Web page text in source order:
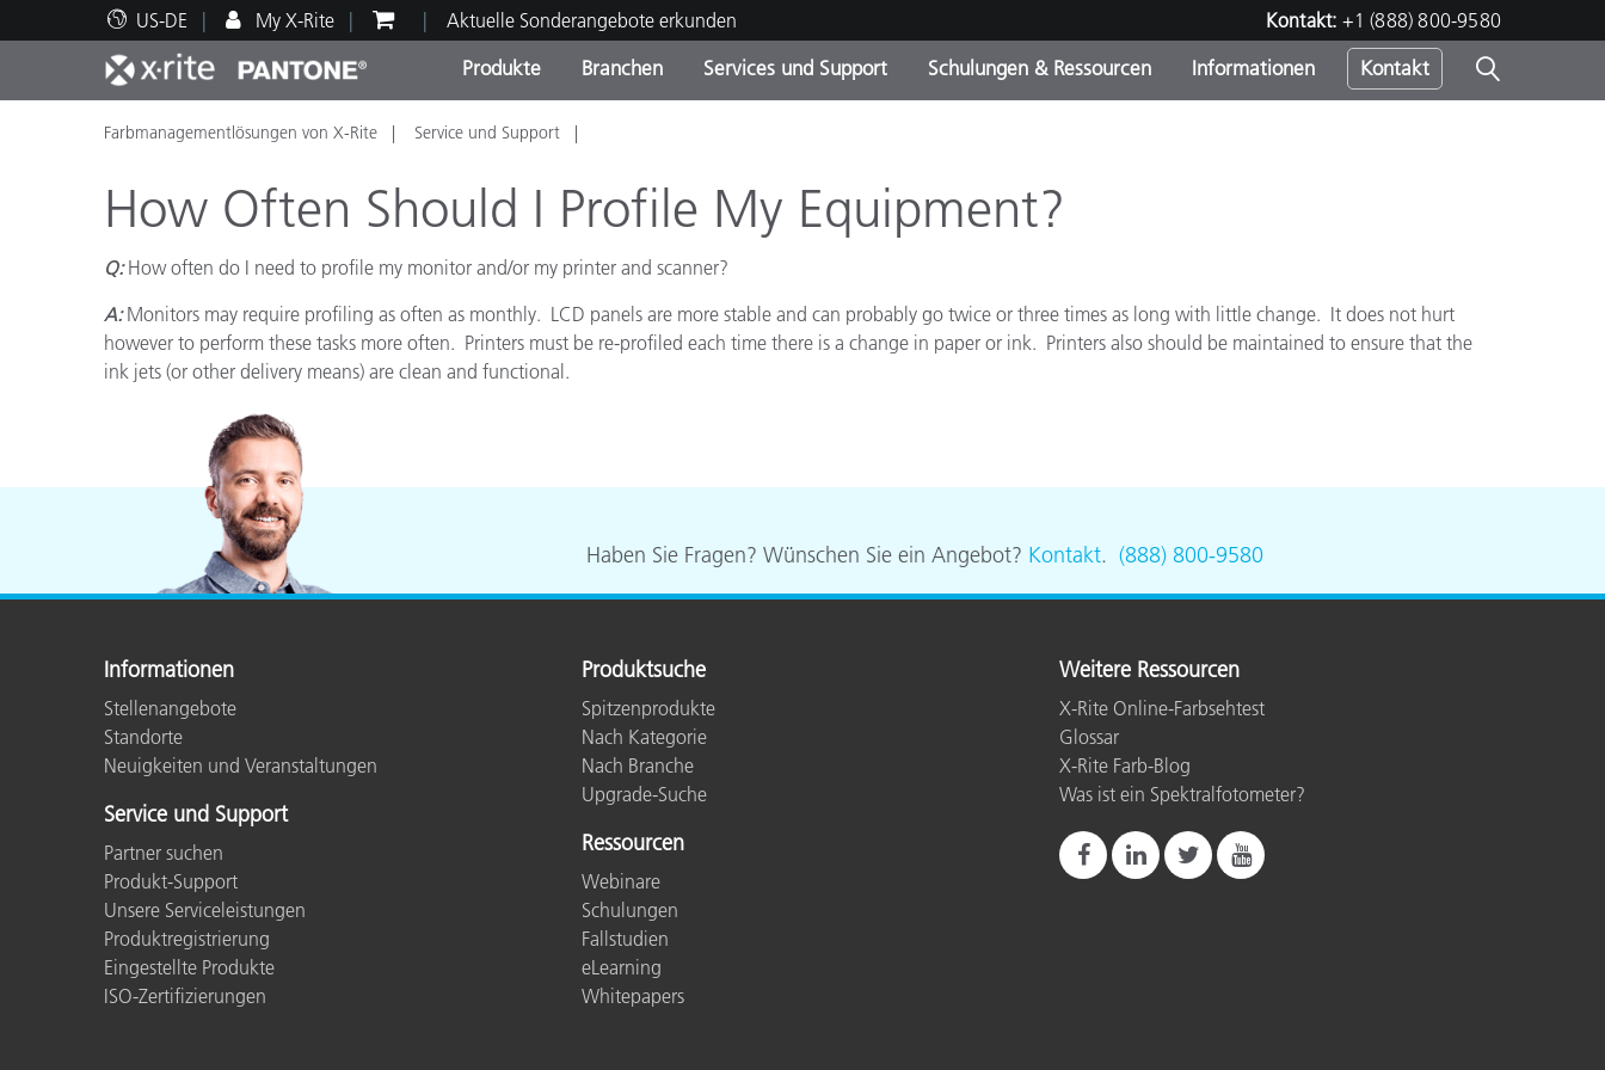
US-DE My X-Rite Aktuelle Sonderangebote erkunden Kontakt: +1 (888) 800-9580
Produkte
Spitzenprodukte Produktkategorien
Laufende Sonderaktionen
Branchen
Druck und Verpackung
Automobil
Kunststoff
Anstrichmittel und Lacke
Textil
Papier
Baumaterialien
Services und Support
Technischer Support Service und Wartung
Schulungen & Ressourcen
Pädagogische Ressourcen Ausbildung
Brand Experience Center
Weitere Ressourcen
Informationen Kontakt
Farbmanagementlösungen von X-Rite Service und Support
How Often Should I Profile My Equipment?
Q:How often do I need to profile my monitor and/or my printer and scanner?
A:Monitors may require profiling as often as monthly. LCD panels are more stable and can probably go twice or three times as long with little change. It does not hurt
however to perform these tasks more often. Printers must be re-profiled each time there is a change in paper or ink. Printers also should be maintained to ensure that the
ink jets (or other delivery means) are clean and functional.
Haben Sie Fragen? Wünschen Sie ein Angebot? Kontakt. (888) 800-9580
Informationen
Stellenangebote
Standorte
Neuigkeiten und Veranstaltungen
Service und Support
Partner suchen
Produkt-Support
Unsere Serviceleistungen
Produktregistrierung
Eingestellte Produkte
ISO-Zertifizierungen
Produktsuche
Spitzenprodukte
Nach Kategorie
Nach Branche
Upgrade-Suche
Ressourcen
Webinare
Schulungen
Fallstudien
eLearning
Whitepapers
Weitere Ressourcen
X-Rite Online-Farbsehtest
Glossar
X-Rite Farb-Blog
Was ist ein Spektralfotometer?